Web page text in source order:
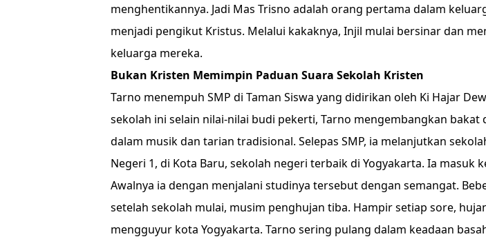
menghentikannya. Jadi Mas Trisno adalah orang pertama dalam
menjadi pengikut Kristus. Melalui kakaknya, Injil mulai bersinar dan
keluarga mereka.
Bukan Kristen Memimpin Paduan Suara Sekolah Kristen
Tarno menempuh SMP di Taman Siswa yang didirikan oleh Ki Hajar
sekolah ini selain nilai-nilai budi pekerti, Tarno mengembangkan bakat
dalam musik dan tarian tradisional. Selepas SMP, ia melanjutkan
Negeri 1, di Kota Baru, sekolah negeri terbaik di Yogyakarta. Ia masuk
Awalnya ia dengan menjalani studinya tersebut dengan semangat.
setelah sekolah mulai, musim penghujan tiba. Hampir setiap sore,
mengguyur kota Yogyakarta. Tarno sering pulang dalam keadaan